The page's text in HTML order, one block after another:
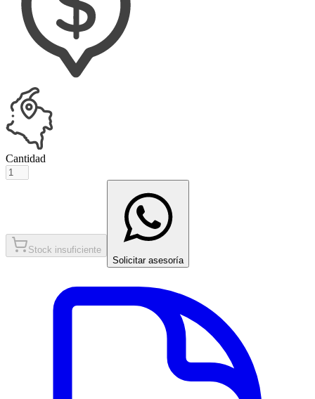
Cantidad
Stock insuficiente
Solicitar asesoría